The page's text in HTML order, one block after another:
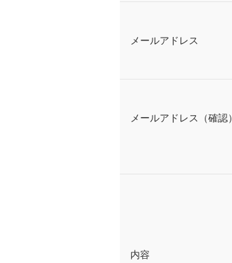
メールアドレス
メールアドレス（確認）
内容